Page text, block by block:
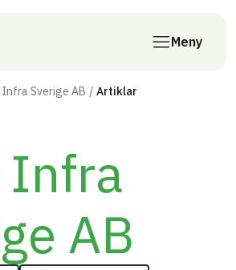
Meny
Sverige AB Artiklar
Infra
AB